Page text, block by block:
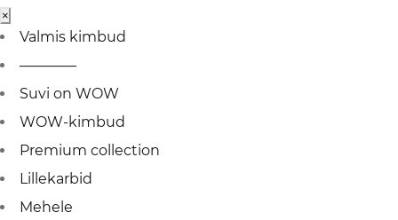
×
Valmis kimbud
————
Suvi on WOW
WOW-kimbud
Premium collection
Lillekarbid
Mehele